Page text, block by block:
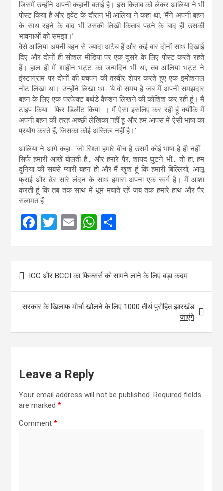
जिसमें उन्होंने अपनी कहानी बताई है। इस किताब को लेकर आलिया ने भी
पोस्ट किया है और इवेंट के दौरान भी आलिया ने कहा था, ‘मैंने अपनी बहन
के साथ रहने के बाद भी उसकी लिखी किताब पढ़ने के बाद ही उसकी
भावनाओं को समझा।’
वैसे आलिया अपनी बहन से ज्यादा अटैच हैं और कई बार दोनों साथ दिखाई
दिए और दोनों ही सोशल मीडिया पर एक दूसरे के लिए पोस्ट करते रहते
हैं। हाल ही में शाहीन भट्ट का जन्मदिन भी था, तब आलिया भट्ट ने
इंस्टाग्राम पर दोनों की बचपन की तस्वीर शेयर करते हुए एक इमोशनल
नोट लिखा था। उन्होंने लिखा था- ‘ये वो समय है जब मैं अपनी समझदार
बहन के लिए एक परफेक्ट बर्थडे कैप्शन लिखने की कोशिश कर रही हूं। मैं
टाइप किया… फिर डिलीट किया…। मैं ऐसा इसलिए कर रही हूं क्योंकि मैं
अपनी बहन की तरह अच्छी लेखिका नहीं हूं और हम आपस में ऐसी भाषा का
प्रयोग करते हैं, जिसका कोई अस्तित्व नहीं है।’
आलिया ने आगे कहा- ‘जो रिश्ता हमारे बीच है उसमें कोई भाषा है ही नहीं…
सिर्फ हमारी आंखें बोलती हैं… और हमारे पैर, शायद घुटने भी… तो हां, हम
दुनिया की सबसे प्यारी बहन हो और मैं खुश हूं कि हमारी बिल्लियों, आलू
फ्राई और ढेर सारे लंदन के साथ हमारा अपना एक स्वर्ग है। मैं आशा
करती हूं कि तब तक साथ में धूम मचाते रहें जब तक हमारे हाथ और पैर
सलामत हैं
F
b
o
o
T
er
E
W
s
A
p
e
navigation
ICC और BCCI का फिक्सर्स को सामने लाने के लिए बड़ा कदम
सरकार के खिलाफ मोर्चा खोलने के लिए 1000 तीर्थ पुरोहित झारखंड
जाएंगे
Leave a Reply
Your email address will not be published. Required fields
are marked *
Comment *